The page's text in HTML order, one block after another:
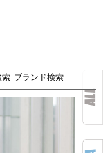
索 ブランド検索